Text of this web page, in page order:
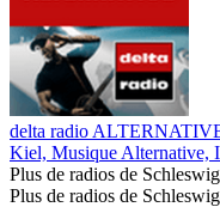
delta radio
Kiel, Musique Alternative,
Plus de radios de
Plus de radios de